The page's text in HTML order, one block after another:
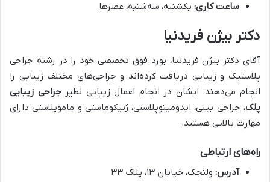
ساعت کاری: یکشنبه، سه‌شنبه، عصرها
دکتر بیژن فریدنیا
آقای دکتر بیژن فریدنیا، بورد فوق تخصصی خود را در رشته جراحی
پلاستیک و زیبایی دریافت کرده‌اند و جراحی‌های مختلف زیبایی را
انجام می‌دهند. ایشان در انجام اعمال زیبایی نظیرجراحی زیبایی
پلک، جراحی بینی، ابدومینوپلاستی، ژنیکوماستی و ماموپلاستی دارای
مهارت بالایی هستند.
راه‌های ارتباطی
آدرس: ولنجک، خیابان ۱۳، پلاک ۳۳